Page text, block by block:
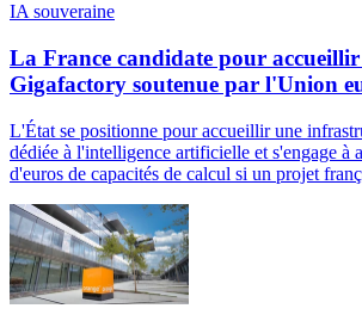
IA souveraine
La France candidate pour
Gigafactory soutenue par l'Union
L'État se positionne pour accueillir une
dédiée à l'intelligence artificielle et s'engage à
d'euros de capacités de calcul si un projet